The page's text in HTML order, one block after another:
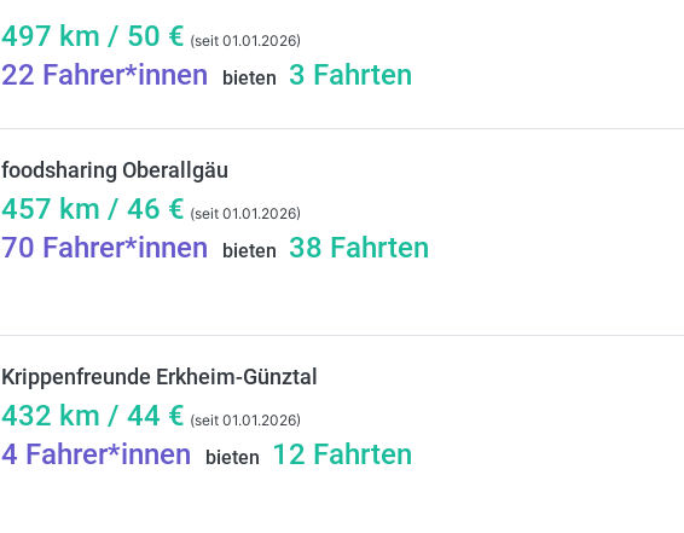
497 km / 50 € (seit 01.01.2026)
22 Fahrer*innen bieten 3 Fahrten
foodsharing Oberallgäu
457 km / 46 € (seit 01.01.2026)
70 Fahrer*innen bieten 38 Fahrten
Krippenfreunde Erkheim-Günztal
432 km / 44 € (seit 01.01.2026)
4 Fahrer*innen bieten 12 Fahrten